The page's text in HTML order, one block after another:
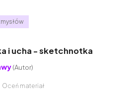
i ucha - sketchnotka
(Autor)
Oceń materiał